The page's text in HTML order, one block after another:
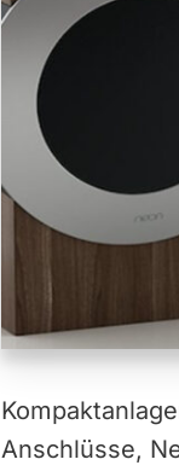
Anschlüsse,